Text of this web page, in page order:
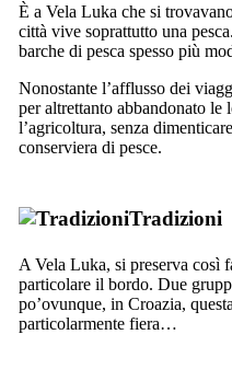
È a Vela Luka che si
città vive soprattutto una
barche di pesca spesso più
Nonostante l’afflusso dei
per altrettanto abbandonato
l’agricoltura, senza
conserviera di pesce.
Tradizioni
A Vela Luka, si preserva così
particolare il bordo. Due
po’ovunque, in Croazia,
particolarmente fiera…